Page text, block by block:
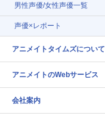
男性声優/女性声優一覧
声優×レポート
アニメイトタイムズについて
アニメイトのWebサービス
会社案内